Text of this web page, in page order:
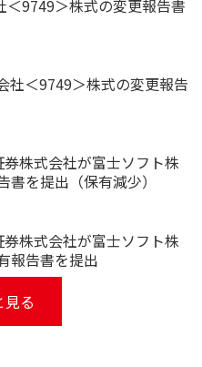
9749＞株式の変更報告書
社＜9749＞株式の変更報告
株式会社が富士ソフト株
を提出（保有減少）
株式会社が富士ソフト株
報告書を提出
見る